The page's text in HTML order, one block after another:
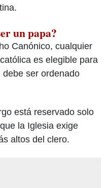
un papa?
Canónico, cualquier
es elegible para
ser ordenado
está reservado solo
la Iglesia exige
altos del clero.